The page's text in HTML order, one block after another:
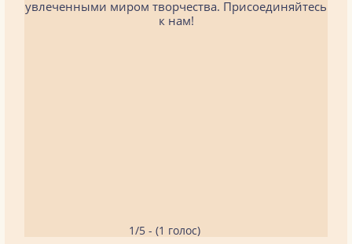
увлеченными миром творчества. Присоединяйтесь
к нам!
1/5 - (1 голос)